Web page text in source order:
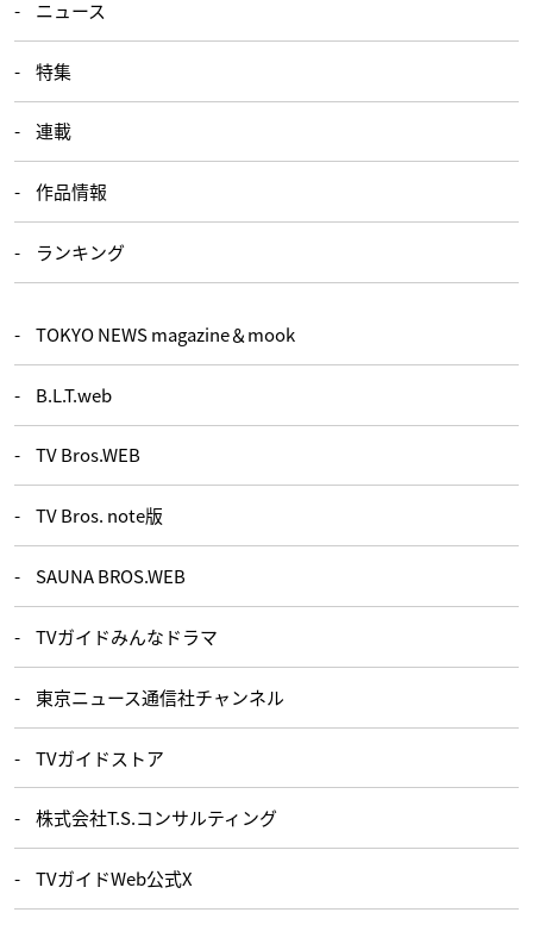
ニュース
特集
連載
作品情報
ランキング
TOKYO NEWS magazine＆mook
B.L.T.web
TV Bros.WEB
TV Bros. note版
SAUNA BROS.WEB
TVガイドみんなドラマ
東京ニュース通信社チャンネル
TVガイドストア
株式会社T.S.コンサルティング
TVガイドWeb公式X